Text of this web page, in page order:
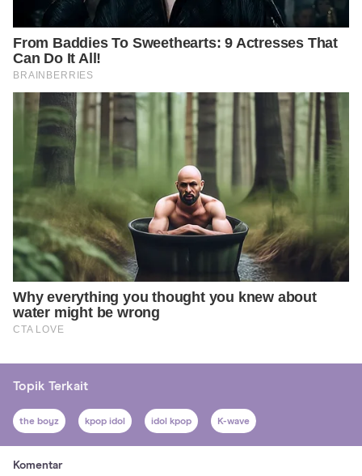
Topik Terkait
the boyz kpop idol idol kpop K-wave
Komentar